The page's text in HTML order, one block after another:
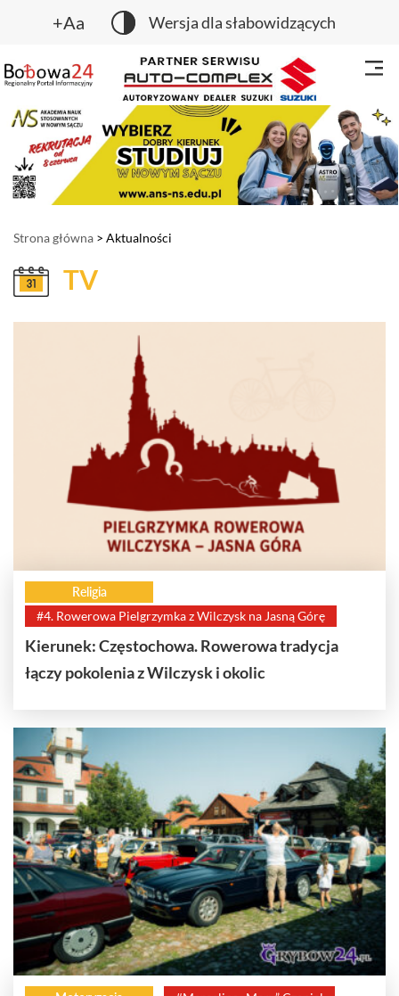
+Aa Wersja dla słabowidzących
Strona główna > Aktualności
TV
Religia
#4. Rowerowa Pielgrzymka z Wilczysk na Jasną Górę
Kierunek: Częstochowa. Rowerowa tradycja
łączy pokolenia z Wilczysk i okolic